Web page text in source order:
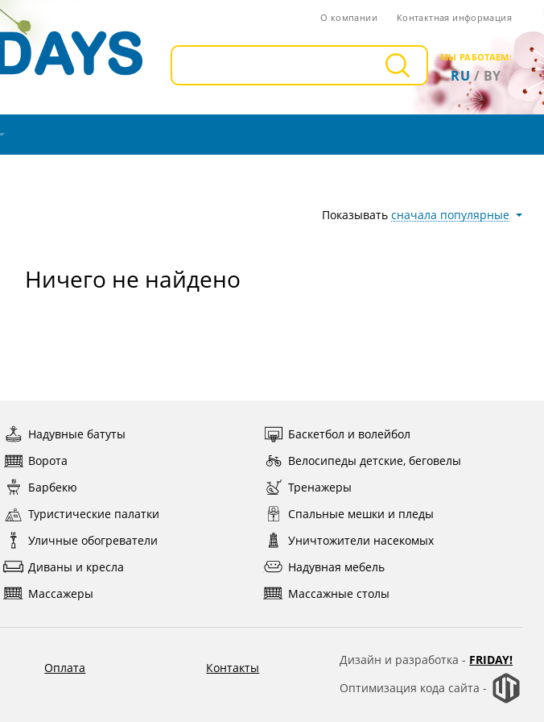
О компании Контактная информация
МЫ РАБОТАЕМ:
RU/ BY
Показывать сначала популярные
Ничего не найдено
Надувные батуты
Баскетбол и волейбол
Ворота
Велосипеды детские, беговелы
Барбекю
Тренажеры
Туристические палатки
Спальные мешки и пледы
Уличные обогреватели
Уничтожители насекомых
Диваны и кресла
Надувная мебель
Массажеры Массажные столы
Дизайн и разработка - FRIDAY!
Оптимизация кода сайта -
Оплата Контакты